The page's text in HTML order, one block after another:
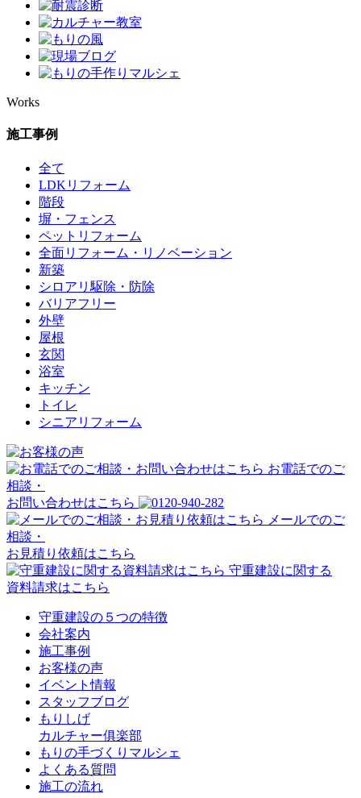
Works
施工事例
全て
LDKリフォーム
階段
塀・フェンス
ペットリフォーム
全面リフォーム・リノベーション
新築
シロアリ駆除・防除
バリアフリー
外壁
屋根
玄関
浴室
キッチン
トイレ
シニアリフォーム
お電話でのご
相談・
お問い合わせはこちら
メールでのご
相談・
お見積り依頼はこちら
守重建設に関する
資料請求はこちら
守重建設の５つの特徴
会社案内
施工事例
お客様の声
イベント情報
スタッフブログ
もりしげ
カルチャー俱楽部
もりの手づくりマルシェ
よくある質問
施工の流れ